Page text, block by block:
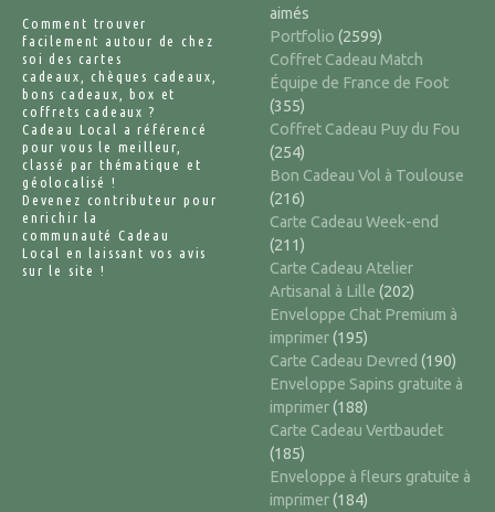
Comment trouver
facilement autour de chez
soi des cartes
cadeaux, chèques cadeaux,
bons cadeaux, box et
coffrets cadeaux ?
Cadeau Local a référencé
pour vous le meilleur,
classé par thématique et
géolocalisé !
Devenez contributeur pour
enrichir la
communauté Cadeau
Local en laissant vos avis
sur le site !
aimés
Portfolio (2599)
Coffret Cadeau Match
Équipe de France de Foot
(355)
Coffret Cadeau Puy du Fou
(254)
Bon Cadeau Vol à Toulouse
(216)
Carte Cadeau Week-end
(211)
Carte Cadeau Atelier
Artisanal à Lille (202)
Enveloppe Chat Premium à
imprimer(195)
Carte Cadeau Devred (190)
Enveloppe Sapins gratuite à
imprimer(188)
Carte Cadeau Vertbaudet
(185)
Enveloppe à fleurs gratuite à
imprimer(184)